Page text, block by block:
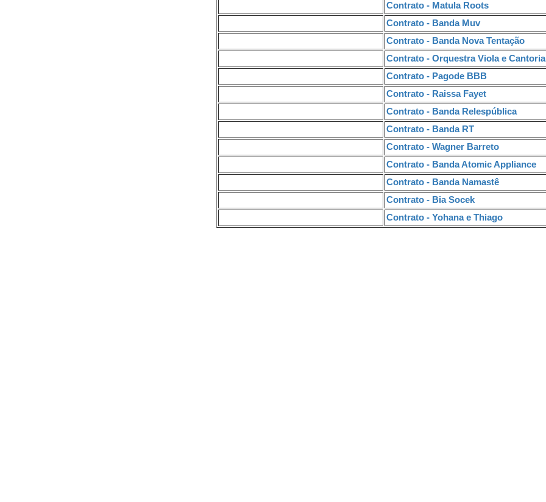
Contrato - Matula Roots
Contrato - Banda Muv
Contrato - Banda Nova Tentação
Contrato - Orquestra Viola e Cantoria
Contrato - Pagode BBB
Contrato - Raissa Fayet
Contrato - Banda Relespública
Contrato - Banda RT
Contrato - Wagner Barreto
Contrato - Banda Atomic Appliance
Contrato - Banda Namastê
Contrato - Bia Socek
Contrato - Yohana e Thiago